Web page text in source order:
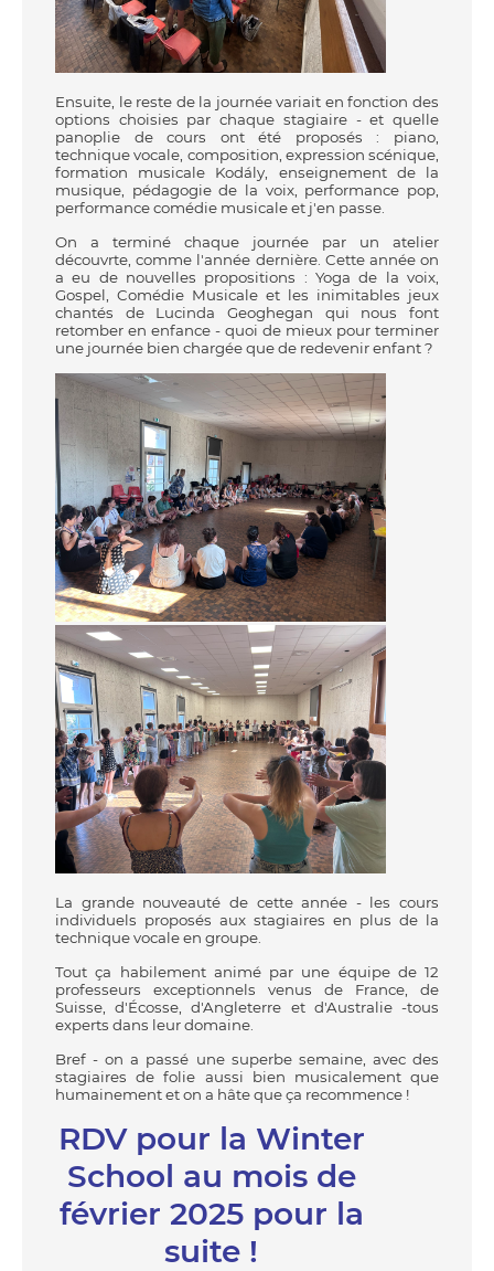
Ensuite, le reste de la journée variait en fonction des
options choisies par chaque stagiaire - et quelle
panoplie de cours ont été proposés : piano,
technique vocale, composition, expression scénique,
formation musicale Kodály, enseignement de la
musique, pédagogie de la voix, performance pop,
performance comédie musicale et j'en passe.
On a terminé chaque journée par un atelier
découvrte, comme l'année dernière. Cette année on
a eu de nouvelles propositions : Yoga de la voix,
Gospel, Comédie Musicale et les inimitables jeux
chantés de Lucinda Geoghegan qui nous font
retomber en enfance - quoi de mieux pour terminer
une journée bien chargée que de redevenir enfant ?
La grande nouveauté de cette année - les cours
individuels proposés aux stagiaires en plus de la
technique vocale en groupe.
Tout ça habilement animé par une équipe de 12
professeurs exceptionnels venus de France, de
Suisse, d'Écosse, d'Angleterre et d'Australie -tous
experts dans leur domaine.
Bref - on a passé une superbe semaine, avec des
stagiaires de folie aussi bien musicalement que
humainement et on a hâte que ça recommence !
RDV pour la Winter
School au mois de
février 2025 pour la
suite !